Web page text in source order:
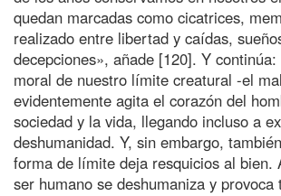
quedan marcadas como cicatrices,
realizado entre libertad y caídas,
decepciones», añade [120]. Y
moral de nuestro límite creatural -el
evidentemente agita el corazón del
sociedad y la vida, llegando incluso a
deshumanidad. Y, sin embargo,
forma de límite deja resquicios al bien.
ser humano se deshumaniza y provoca